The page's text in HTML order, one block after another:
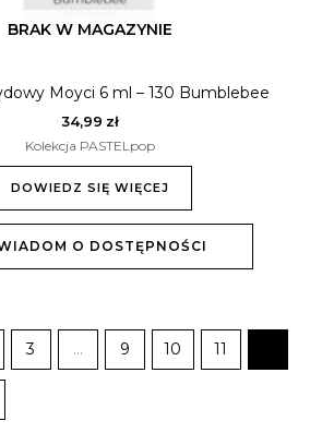
BRAK W MAGAZYNIE
Moyci 6 ml – 130 Bumblebee
34,99 zł
Kolekcja PASTELpop
DOWIEDZ SIĘ WIĘCEJ
O DOSTĘPNOŚCI
3 … 9 10 11